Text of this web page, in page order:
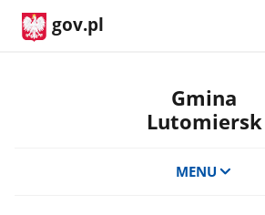
gov.pl
Gmina
Lutomiersk
MENU